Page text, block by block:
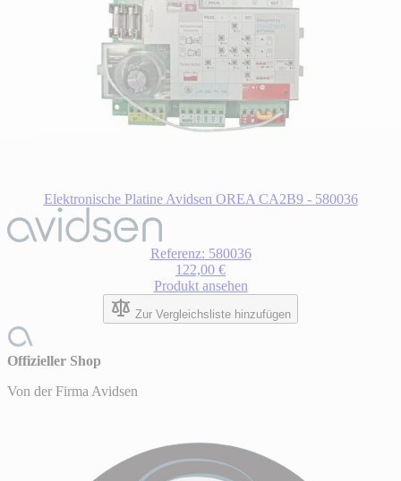
Elektronische Platine Avidsen OREA CA2B9 - 580036
Referenz: 580036
122,00 €
Produkt ansehen
Zur Vergleichsliste hinzufügen
Offizieller Shop
Von der Firma Avidsen